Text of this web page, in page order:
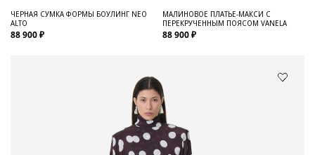
ЧЕРНАЯ СУМКА ФОРМЫ БОУЛИНГ NEO
ALTO
88 900 ₽
МАЛИНОВОЕ ПЛАТЬЕ-МАКСИ С
ПЕРЕКРУЧЕННЫМ ПОЯСОМ VANELA
88 900 ₽